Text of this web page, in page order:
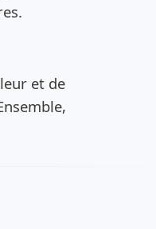
et de